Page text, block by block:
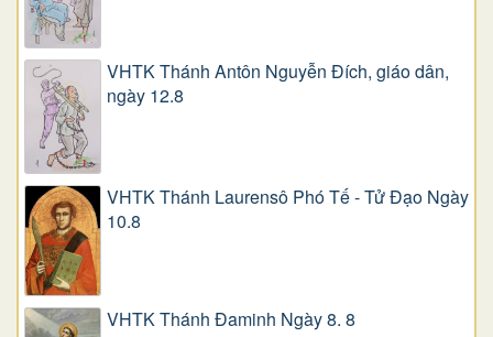
VHTK Thánh Antôn Nguyễn Ðích, giáo dân,
ngày 12.8
VHTK Thánh Laurensô Phó Tế - Tử Đạo Ngày
10.8
VHTK Thánh Đaminh Ngày 8. 8